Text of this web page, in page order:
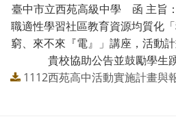
臺中市立西苑高級中學 函 主旨
職適性學習社區教育資源均質化
窮、來不來『電』」講座，活動
貴校協助公告並鼓勵學生
1112西苑高中活動實施計畫與